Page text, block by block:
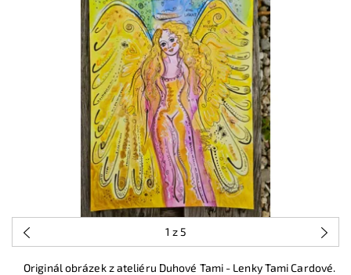
1 z 5
Originál obrázek z ateliéru Duhové Tami - Lenky Tami Cardové.